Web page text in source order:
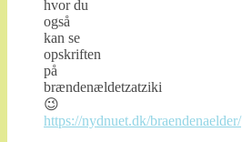
hvor du
også
kan se
opskriften
på
brændenældetzatziki
😉
https://nydnuet.dk/braendenaelder/